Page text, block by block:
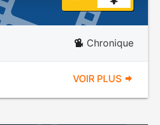
Chronique
VOIR PLUS